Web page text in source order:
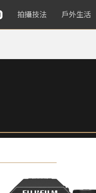
拍攝技法 戶外生活